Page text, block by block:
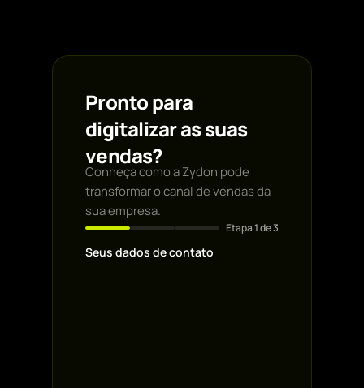
Pronto para
digitalizar as suas
vendas?
Conheça como a Zydon pode
transformar o canal de vendas da
sua empresa.
Etapa1de 3
Seus dados de contato